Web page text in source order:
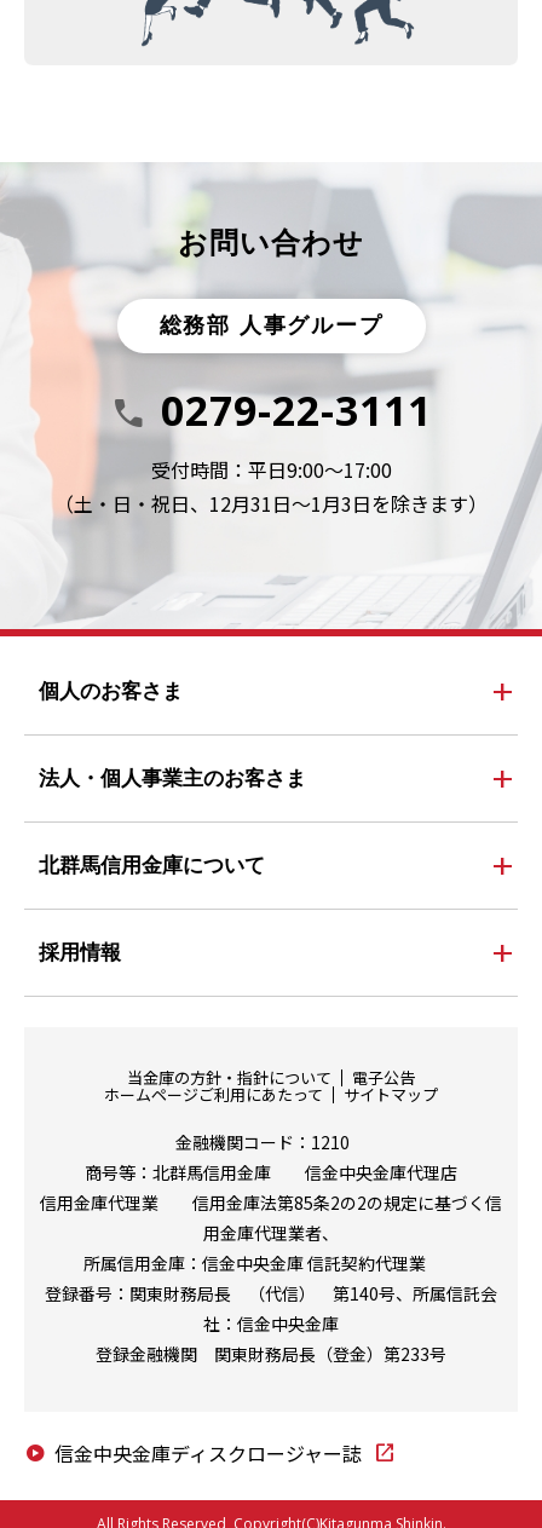
お問い合わせ
総務部 人事グループ
call 0279-22-3111
受付時間：平日9:00～17:00
（土・日・祝日、12月31日～1月3日を除きます）
個人のお客さま add
法人・個人事業主のお客さま add
北群馬信用金庫について add
採用情報 add
当金庫の方針・指針について 電子公告
ホームページご利用にあたって サイトマップ
金融機関コード：1210
商号等：北群馬信用金庫 信金中央金庫代理店
信用金庫代理業 信用金庫法第85条2の2の規定に基づく信
用金庫代理業者、
所属信用金庫：信金中央金庫信託契約代理業
登録番号：関東財務局長 （代信） 第140号、所属信託会
社：信金中央金庫
登録金融機関 関東財務局長（登金）第233号
play_circle 信金中央金庫ディスクロージャー誌 open_in_new
All Rights Reserved, Copyright(C)Kitagunma Shinkin.